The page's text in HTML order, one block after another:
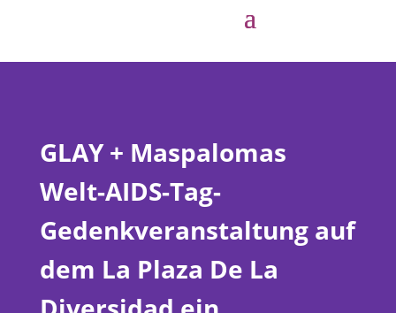
GLAY + Maspalomas
Welt-AIDS-Tag-
Gedenkveranstaltung auf
dem La Plaza De La